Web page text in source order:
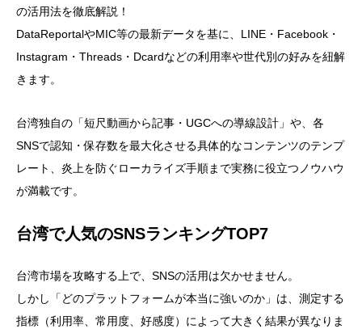
の活用法を徹底解説！
DataReportalやMIC等の最新データを基に、LINE・Facebook・
Instagram・Threads・Dcardなどの利用率や世代別の好みを紐解
きます。
台湾独自の「短尺動画から記事・UGCへの導線設計」や、各
SNSで認知・保存数を最大化させる具体的なコンテンツのテンプ
レート、炎上を防ぐローカライズ手順まで実務に役立つノウハウ
が満載です。
台湾で人気のSNSランキングTOP7
台湾市場を攻略する上で、SNSの活用は欠かせません。
しかし「どのプラットフォームが本当に強いのか」は、測定する
指標（利用率、常用度、好感度）によって大きく結果が異なりま